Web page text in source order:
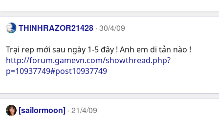
THINHRAZOR21428 30/4/09
Trại rep mới sau ngày 1-5 đây ! Anh em di tản nào !
http://forum.gamevn.com/showthread.php?
p=10937749#post10937749
[sailormoon] 21/4/09